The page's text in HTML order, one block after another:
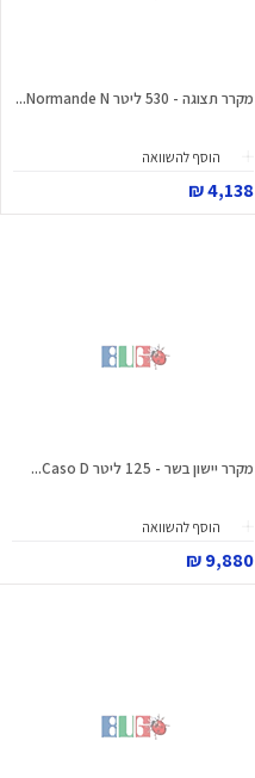
מקרר תצוגה - 530 ליטר Normande N...
הוסף להשוואה
4,138 ₪
מקרר יישון בשר - 125 ליטר Caso D...
הוסף להשוואה
9,880 ₪